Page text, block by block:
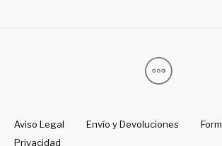
Aviso Legal Envío y Devoluciones
Privacidad